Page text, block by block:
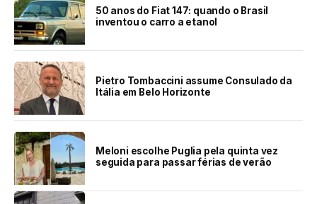
50 anos do Fiat 147: quando o Brasil
inventou o carro a etanol
Pietro Tombaccini assume Consulado da
Itália em Belo Horizonte
Meloni escolhe Puglia pela quinta vez
seguida para passar férias de verão